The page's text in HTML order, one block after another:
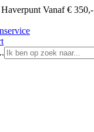
Vanaf € 350,-